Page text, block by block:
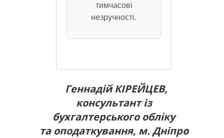
тимчасові
незручності.
Геннадій КІРЕЙЦЕВ,
консультант із
бухгалтерського обліку
та оподаткування, м. Дніпро